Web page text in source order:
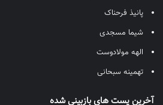
پانیذ فرحناک
شیما مسجدی
الهه مولادوست
تهمینه سبحانی
آخرین پست های بازبینی شده